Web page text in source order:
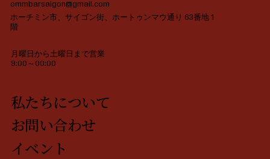
ommbarsaigon@gmail.com
ホーチミン市、サイゴン街、ホートゥンマウ通り 63番地 1
階
月曜日から土曜日まで営業
9:00～00:00
私たちについて
お問い合わせ
イベント